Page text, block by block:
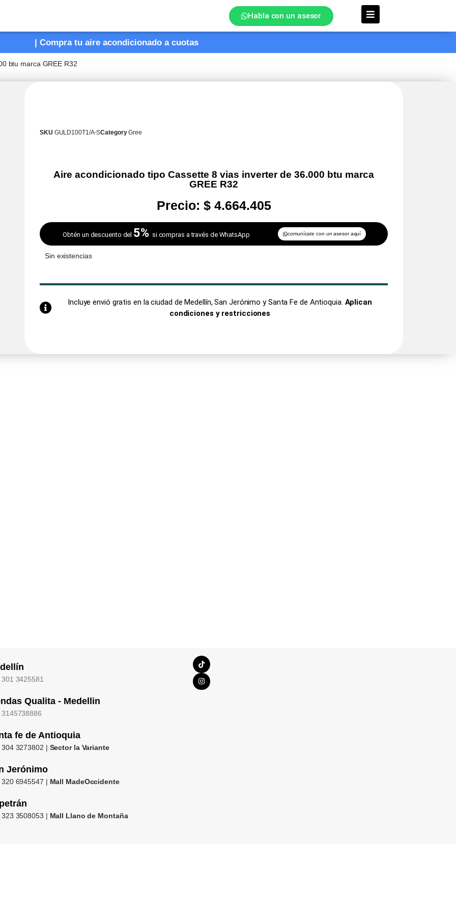
Habla con un asesor
| Compra tu aire acondicionado a cuotas
btu marca GREE R32
SKU GULD100T1/A-SCategory Gree
Aire acondicionado tipo Cassette 8 vias inverter de 36.000 btu marca
GREE R32
Precio: $4.664.405
Obtén un descuento del 5% si compras a través de WhatsApp comunícate con un asesor aquí
Sin existencias
Incluye envió gratis en la ciudad de Medellín, San Jerónimo y Santa Fe de Antioquia. Aplican
condiciones y restricciones
3425581
Qualita - Medellin
3145738886
fe de Antioquia
304 3273802 | Sector la Variante
Jerónimo
320 6945547 | Mall MadeOccidente
323 3508053 | Mall Llano de Montaña